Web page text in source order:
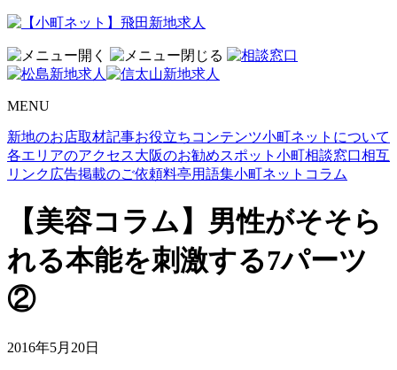
MENU
新地のお店取材記事お役立ちコンテンツ小町ネットについて
各エリアのアクセス大阪のお勧めスポット 小町相談窓口相互
リンク 広告掲載のご依頼料亭用語集小町ネットコラム
【美容コラム】男性がそそら
れる本能を刺激する7パーツ
②
2016年5月20日